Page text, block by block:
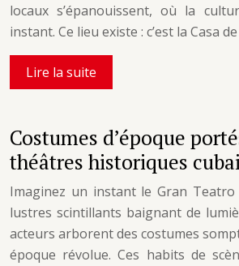
locaux s’épanouissent, où la
instant. Ce lieu existe : c’est la Casa
Lire la suite
Costumes d’époque
théâtres historiques
Imaginez un instant le Gran Teatro
lustres scintillants baignant de
acteurs arborent des costumes
époque révolue. Ces habits de